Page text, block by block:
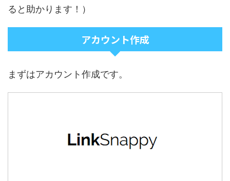
ると助かります！）
アカウント作成
まずはアカウント作成です。